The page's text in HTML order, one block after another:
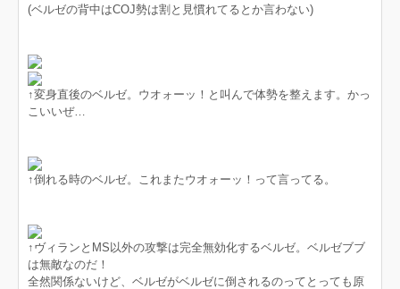
(ベルゼの背中はCOJ勢は割と見慣れてるとか言わない)
↑変身直後のベルゼ。ウオォーッ！と叫んで体勢を整えます。かっ
こいいぜ…
↑倒れる時のベルゼ。これまたウオォーッ！って言ってる。
↑ヴィランとMS以外の攻撃は完全無効化するベルゼ。ベルゼブブ
は無敵なのだ！
全然関係ないけど、ベルゼがベルゼに倒されるのってとっても原